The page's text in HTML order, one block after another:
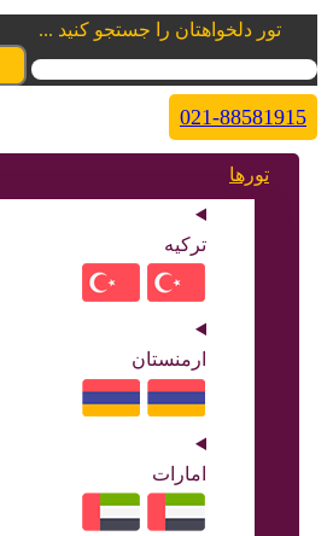
تور دلخواهتان را جستجو کنید ...
021-88581915
تورها
ترکیه
ارمنستان
امارات